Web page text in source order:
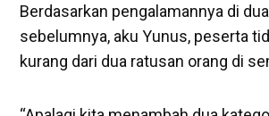
Berdasarkan pengalamannya di
sebelumnya, aku Yunus, peserta
kurang dari dua ratusan orang di